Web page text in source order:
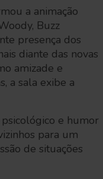
a animação
Buzz
presença dos
diante das novas
amizade e
a sala exibe a
e humor
para um
de situações